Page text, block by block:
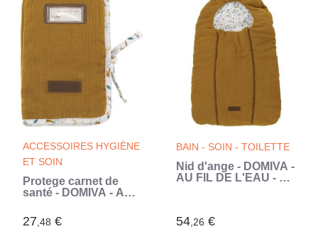
ACCESSOIRES HYGIÈNE
ET SOIN
Protege carnet de
santé - DOMIVA - AU
Caramel (Brun)
27,48 €
BAIN - SOIN - TOILETTE
Nid d'ange - DOMIVA -
AU FIL DE L'EAU - 80
54,26 €